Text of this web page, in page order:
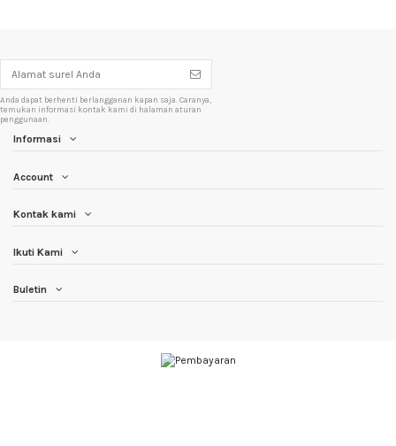
Anda dapat berhenti berlangganan kapan saja. Caranya,
temukan informasi kontak kami di halaman aturan
penggunaan.
Informasi
Account
Kontak kami
Ikuti Kami
Buletin